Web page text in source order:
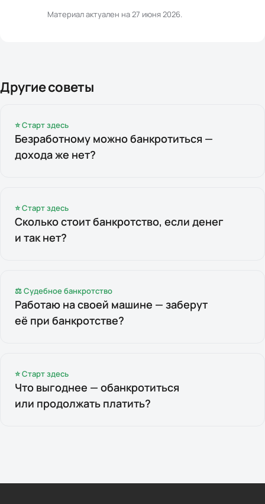
Материал актуален на27 июня 2026.
Другие советы
⭐ Старт здесь
Безработному можно банкротиться —
дохода же нет?
⭐ Старт здесь
Сколько стоит банкротство, если денег
и так нет?
⚖ Судебное банкротство
Работаю на своей машине — заберут
её при банкротстве?
⭐ Старт здесь
Что выгоднее — обанкротиться
или продолжать платить?